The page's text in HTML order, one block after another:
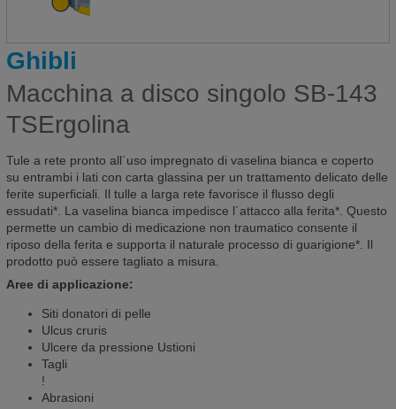
Ghibli
Macchina a disco singolo SB-143
TSErgolina
Tule a rete pronto all´uso impregnato di vaselina bianca e coperto
su entrambi i lati con carta glassina per un trattamento delicato delle
ferite superficiali. Il tulle a larga rete favorisce il flusso degli
essudati*. La vaselina bianca impedisce l´attacco alla ferita*. Questo
permette un cambio di medicazione non traumatico consente il
riposo della ferita e supporta il naturale processo di guarigione*. Il
prodotto può essere tagliato a misura.
Aree di applicazione:
Siti donatori di pelle
Ulcus cruris
Ulcere da pressione Ustioni
Tagli
!
Abrasioni